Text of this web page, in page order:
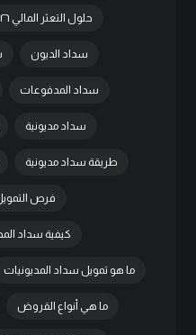
حلول التعثر المالي ٢٠٢٦
سداد الديون
سداد المدفوعات
سداد مديونية
طريقة سداد مديونية
فرص
كيفية سداد
ما هو تمويل سداد المديونيات
ما هي أنواع القروض